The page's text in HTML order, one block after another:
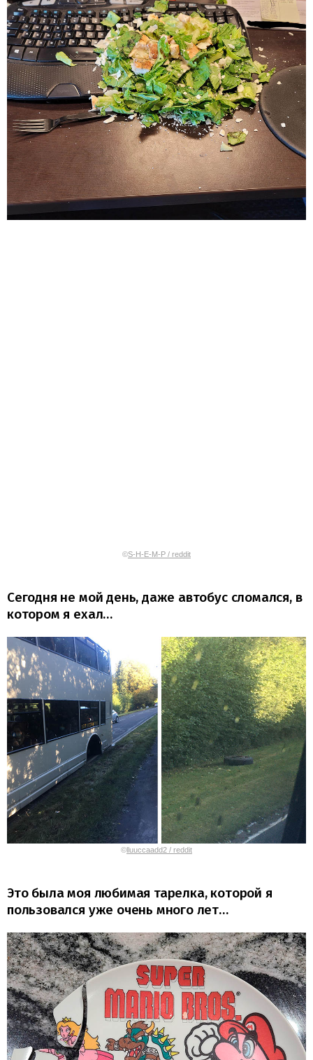
©S-H-E-M-P / reddit
Сегодня не мой день, даже автобус сломался, в
котором я ехал…
© lluuccaadd2 / reddit
Это была моя любимая тарелка, которой я
пользовался уже очень много лет…